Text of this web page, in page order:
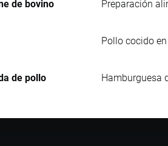
de bovino Preparación
Pollo cocido
de pollo Hamburguesa